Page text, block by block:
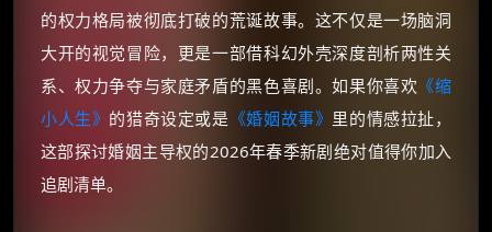
的权力格局被彻底打破的荒诞故事。这不仅是一场脑洞
大开的视觉冒险，更是一部借科幻外壳深度剖析两性关
系、权力争夺与家庭矛盾的黑色喜剧。如果你喜欢 《缩
小人生》 的猎奇设定或是 《婚姻故事》 里的情感拉扯，
这部探讨婚姻主导权的2026年春季新剧绝对值得你加入
追剧清单。